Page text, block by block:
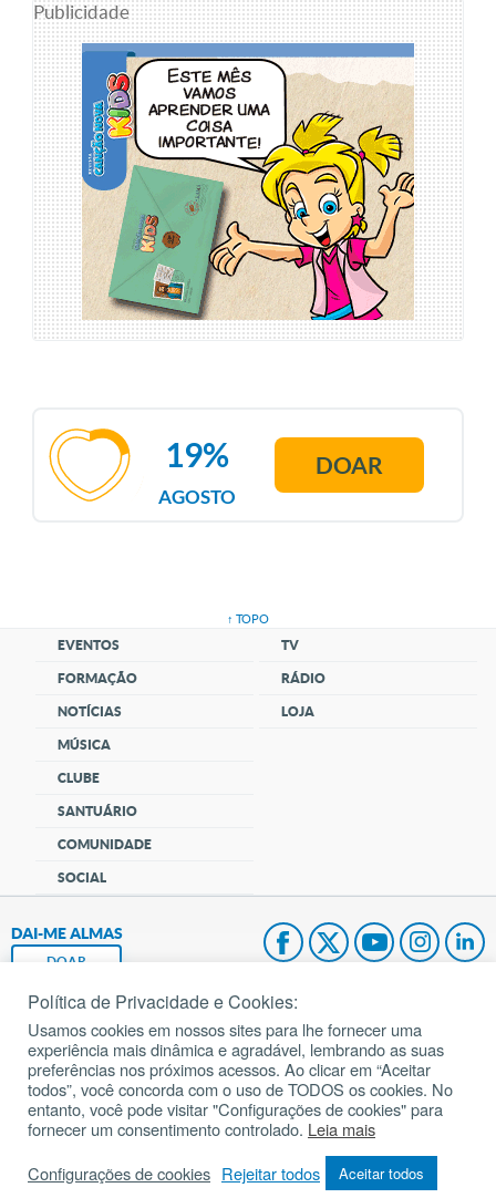
Publicidade
AGOSTO
19% DOAR
↑ TOPO
EVENTOS
FORMAÇÃO
NOTÍCIAS
MÚSICA
CLUBE
SANTUÁRIO
COMUNIDADE
SOCIAL
TV
RÁDIO
LOJA
DAI-ME ALMAS
DOAR
Fundação João Paulo II
Pedido de Oração
Mapa do site
Todos os direitos reservados.
Política de Privacidade e Cookies:
Usamos cookies em nossos sites para lhe fornecer uma
experiência mais dinâmica e agradável, lembrando as suas
preferências nos próximos acessos. Ao clicar em “Aceitar
todos”, você concorda com o uso de TODOS os cookies. No
entanto, você pode visitar "Configurações de cookies" para
fornecer um consentimento controlado. Leia mais
Configurações de cookies Rejeitar todos Aceitar todos